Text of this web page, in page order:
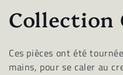
C
o
l
Collection
Ces pièces ont été
mains, pour se caler au